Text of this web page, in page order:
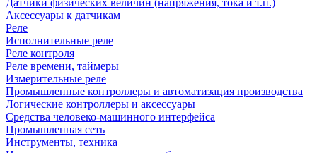
Датчики физических величин (напряжения, тока и т.п.)
Аксессуары к датчикам
Реле
Исполнительные реле
Реле контроля
Реле времени, таймеры
Измерительные реле
Промышленные контроллеры и автоматизация производства
Логические контроллеры и аксессуары
Средства человеко-машинного интерфейса
Промышленная сеть
Инструменты, техника